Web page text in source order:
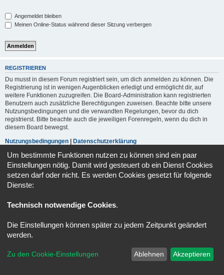
Angemeldet bleiben
Meinen Online-Status während dieser Sitzung verbergen
REGISTRIEREN
Du musst in diesem Forum registriert sein, um dich anmelden zu können. Die
Registrierung ist in wenigen Augenblicken erledigt und ermöglicht dir, auf
weitere Funktionen zuzugreifen. Die Board-Administration kann registrierten
Benutzern auch zusätzliche Berechtigungen zuweisen. Beachte bitte unsere
Nutzungsbedingungen und die verwandten Regelungen, bevor du dich
registrierst. Bitte beachte auch die jeweiligen Forenregeln, wenn du dich in
diesem Board bewegst.
Nutzungsbedingungen
Datenschutzerklärung
Registrieren
Powered byphpBB ® Forum Software © phpBB Limited
Datenschutz|Nutzungsbedingungen
Um bestimmte Funktionen nutzen zu können sind ein paar
Einstellungen nötig. Damit wird gesteuert ob ein Dienst Cookies
setzen darf oder nicht. Es werden Cookies gesetzt für folgende
Dienste:
Technisch notwendige Cookies.
Die Einstellungen können später zu jedem Zeitpunkt geändert
werden.
Zu den Cookie-Einstellungen Ablehnen Akzeptieren